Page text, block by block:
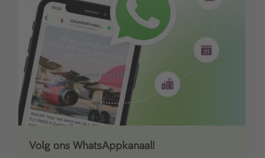
Volg ons WhatsAppkanaal!
Download onze app